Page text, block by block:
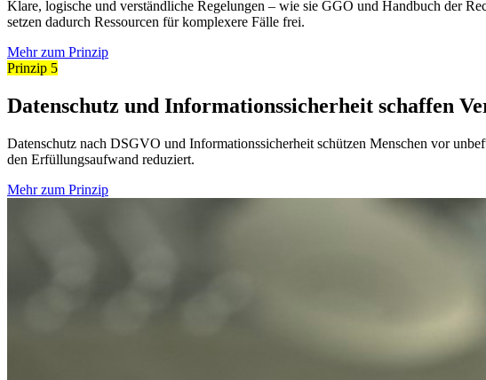
Klare, logische und verständliche Regelungen – wie sie GGO und Handbuch der
setzen dadurch Ressourcen für komplexere Fälle frei.
Mehr zum Prinzip
Prinzip 5
Datenschutz und Informationssicherheit schaffen
Datenschutz nach DSGVO und Informationssicherheit schützen Menschen vor
den Erfüllungsaufwand reduziert.
Mehr zum Prinzip